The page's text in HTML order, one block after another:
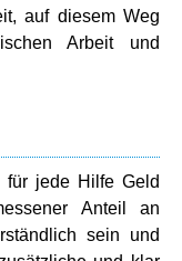
auf diesem Weg
Arbeit und
für jede Hilfe Geld
Anteil an
sein und